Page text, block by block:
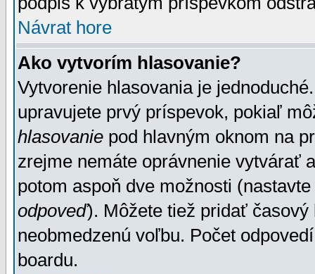
Návrat hore
Ako vytvorím hlasovanie?
Vytvorenie hlasovania je
upravujete prvý príspevok, pokiaľ
hlasovanie pod hlavným oknom na
zrejme nemáte oprávnenie vytvárať
potom aspoň dve možnosti
odpoveď). Môžete tiež pridať
neobmedzenú voľbu. Počet
boardu.